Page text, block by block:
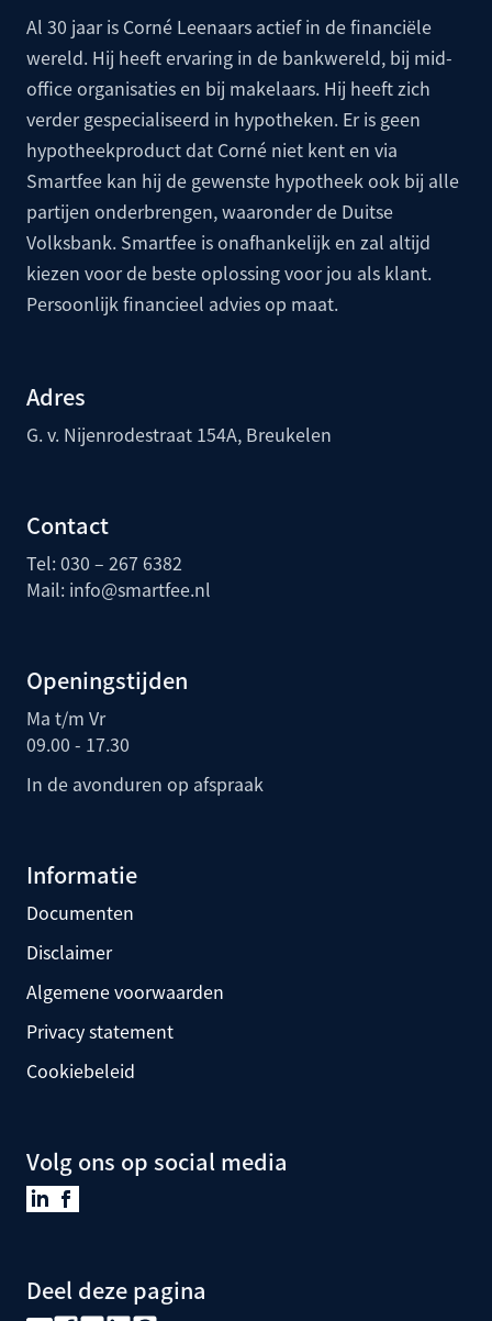
Al 30 jaar is Corné Leenaars actief in de financiële
wereld. Hij heeft ervaring in de bankwereld, bij mid-
office organisaties en bij makelaars. Hij heeft zich
verder gespecialiseerd in hypotheken. Er is geen
hypotheekproduct dat Corné niet kent en via
Smartfee kan hij de gewenste hypotheek ook bij alle
partijen onderbrengen, waaronder de Duitse
Volksbank. Smartfee is onafhankelijk en zal altijd
kiezen voor de beste oplossing voor jou als klant.
Persoonlijk financieel advies op maat.
Adres
G. v. Nijenrodestraat 154A, Breukelen
Contact
Tel: 030 – 267 6382
Mail: info@smartfee.nl
Openingstijden
Ma t/m Vr
09.00 - 17.30
In de avonduren op afspraak
Informatie
Documenten
Disclaimer
Algemene voorwaarden
Privacy statement
Cookiebeleid
Volg ons op social media
Deel deze pagina